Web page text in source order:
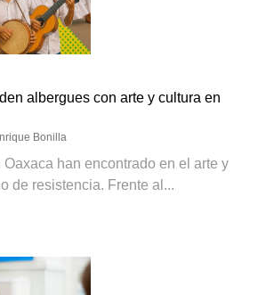
albergues con arte y cultura en
Bonilla
Oaxaca han encontrado en el arte y
de resistencia. Frente al...